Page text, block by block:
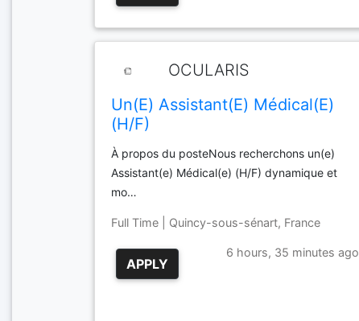
OCULARIS
Un(E) Assistant(E) Médical(E)
(H/F)
À propos du posteNous recherchons un(e)
Assistant(e) Médical(e) (H/F) dynamique et
mo…
Full Time | Quincy-sous-sénart, France
APPLY
6 hours, 35 minutes ago